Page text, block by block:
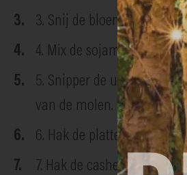
3. Snij de bloemkool in
4. Mix de sojamelk, de
5. Snipper de ui fijn en
van de molen.
6. Hak de platte peterselie
7. Hak de cashewnoten en